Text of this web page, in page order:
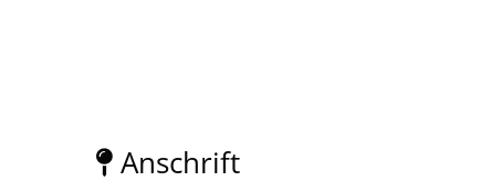
Anschrift